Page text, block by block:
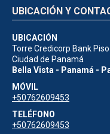
UBICACIÓN Y
UBICACIÓN
Torre Credicorp Bank
Ciudad de Panamá
Bella Vista - Panamá -
MÓVIL
+50762609453
TELÉFONO
+50762609453